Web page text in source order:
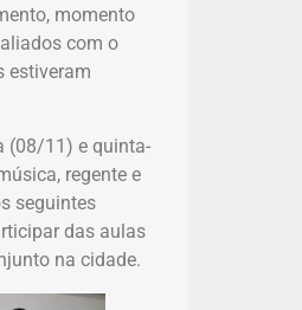
momento
com o
estiveram
(08/11) e quinta-
regente e
seguintes
das aulas
na cidade.